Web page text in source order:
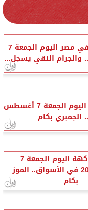
أسعار الفضة في مصر اليوم الجمعة 7
أسعار الأسماك اليوم الجمعة 7 أغسطس
أسعار الفاكهة اليوم الجمعة 7
أغسطس 2026 في الأسواق.. الموز
بكام